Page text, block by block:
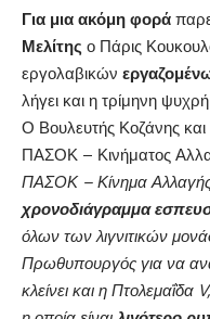
Για μια ακόμη φορά
Μελίτης ο Πάρις
εργολαβικών
λήγει και η τρίμηνη
Ο Βουλευτής Κοζάνης
ΠΑΣΟΚ – Κινήματος
ΠΑΣΟΚ – Κίνημα Αλλαγής
χρονοδιάγραμμα
όλων των λιγνιτικών
Πρωθυπουργός για να
κλείνει και η Πτολεμαΐδα V